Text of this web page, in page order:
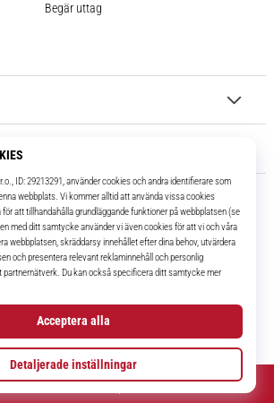
11teamsports.se
dina lagkamrater, vilket ger dig de bästa och
senaste fotbollsprodukterna.
InstagramYouTube
Begär uttag